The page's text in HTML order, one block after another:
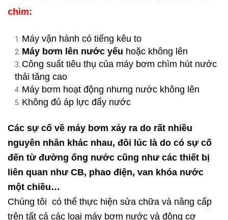
chìm:
Máy vận hành có tiếng kêu to
Máy bơm lên nước yếu hoặc không lên
Công suất tiêu thụ của máy bơm chìm hút nước
thải tăng cao
Máy bơm hoạt động nhưng nước không lên
Không đủ áp lực đẩy nước
Các sự cố về máy bơm xảy ra do rất nhiều
nguyên nhân khác nhau, đôi lúc là do có sự cố
đến từ đường ống nước cũng như các thiết bị
liên quan như CB, phao điện, van khóa nước
một chiều…
Chúng tôi có thể thực hiện sửa chữa và nâng cấp
trên tất cả các loại máy bơm nước và động cơ